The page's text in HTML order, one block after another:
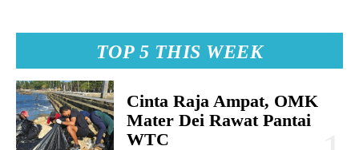
TOP 5 THIS WEEK
Cinta Raja Ampat, OMK
Mater Dei Rawat Pantai
WTC